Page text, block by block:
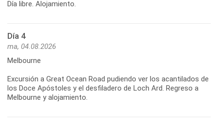
Día 4
ma, 04.08.2026
Melbourne
Excursión a Great Ocean Road pudiendo ver los acantilados de
los Doce Apóstoles y el desfiladero de Loch Ard. Regreso a